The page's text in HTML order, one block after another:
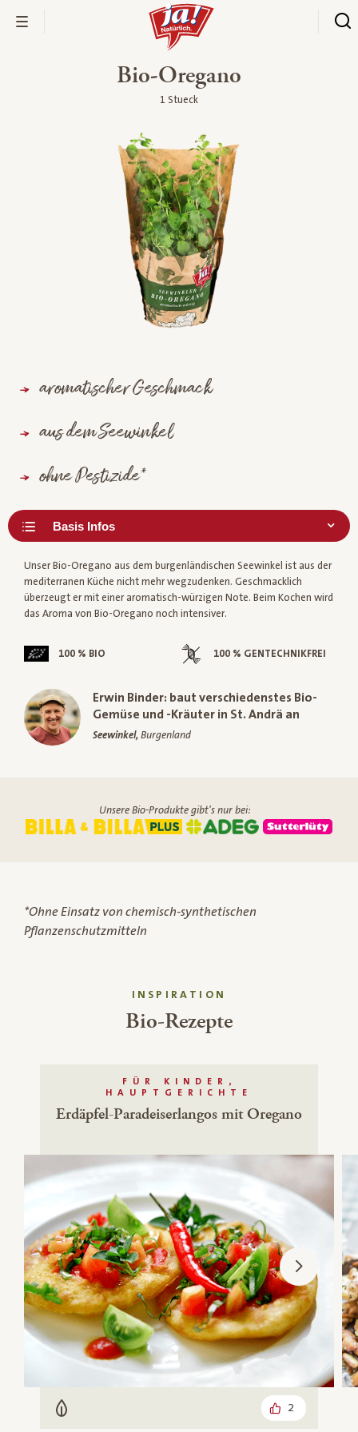
Bio-Oregano
1 Stueck
aromatischer Geschmack
aus dem Seewinkel
ohne Pestizide*
Unser Bio-Oregano aus dem burgenländischen Seewinkel ist aus der
mediterranen Küche nicht mehr wegzudenken. Geschmacklich
überzeugt er mit einer aromatisch-würzigen Note. Beim Kochen wird
das Aroma von Bio-Oregano noch intensiver.
100 % BIO 100 % GENTECHNIKFREI
Erwin Binder: baut verschiedenstes Bio-
Gemüse und -Kräuter in St. Andrä an
Seewinkel, Burgenland
Unsere Bio-Produkte gibt's nur bei:
*Ohne Einsatz von chemisch-synthetischen
Pflanzenschutzmitteln
INSPIRATION
Bio-Rezepte
FÜR KINDER,
HAUPTGERICHTE
Erdäpfel-Paradeiserlangos mit Oregano
Vegetarisch 2